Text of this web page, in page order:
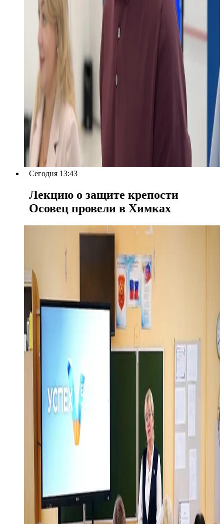
Сегодня 13:43
Лекцию о защите крепости
Осовец провели в Химках